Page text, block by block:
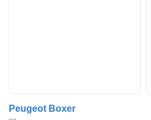
Peugeot Boxer